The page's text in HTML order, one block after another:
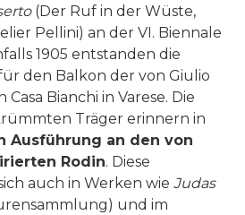
(Der Ruf in der Wüste,
Pellini) an der VI. Biennale
1905 entstanden die
den Balkon der von Giulio
Bianchi in Varese. Die
Träger erinnern in
Ausführung an den von
Rodin. Diese
auch in Werken wie Judas
und im